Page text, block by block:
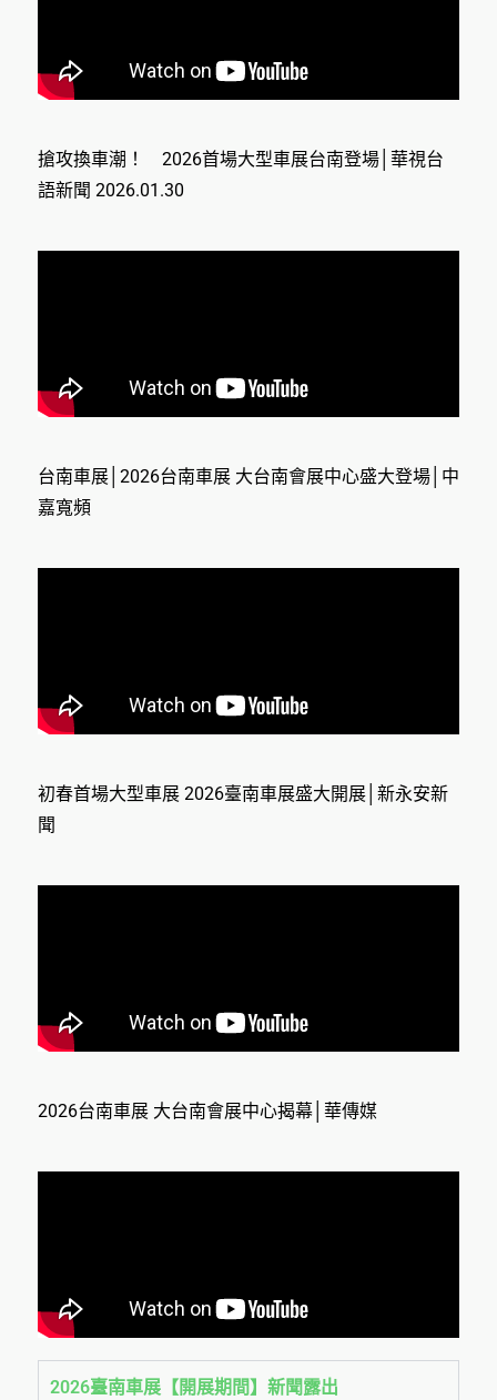
搶攻換車潮！ 2026首場大型車展台南登場│華視台
語新聞 2026.01.30
台南車展│2026台南車展 大台南會展中心盛大登場│中
嘉寬頻
初春首場大型車展 2026臺南車展盛大開展│新永安新
聞
2026台南車展 大台南會展中心揭幕│華傳媒
2026臺南車展【開展期間】新聞露出